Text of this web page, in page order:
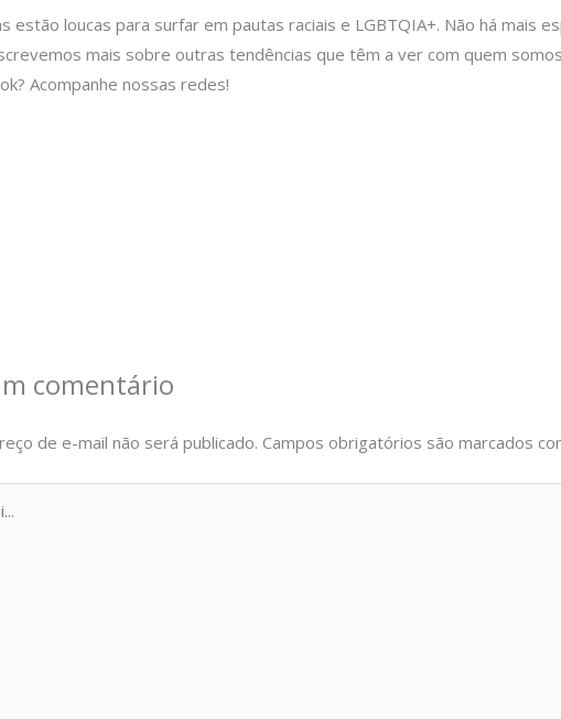
estão loucas para surfar em pautas raciais e LGBTQIA+. Não há mais
mais sobre outras tendências que têm a ver com quem
Acompanhe nossas redes!
comentário
de e-mail não será publicado. Campos obrigatórios são marcados